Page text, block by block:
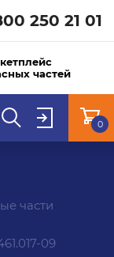
250 21 01
частей
0
части
09